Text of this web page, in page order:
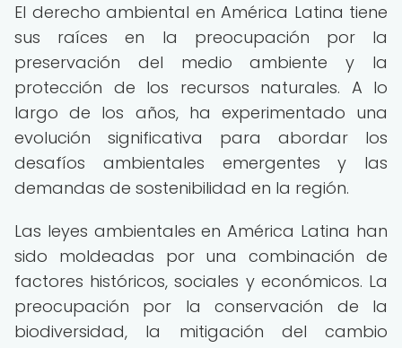
El derecho ambiental en América Latina tiene
sus raíces en la preocupación por la
preservación del medio ambiente y la
protección de los recursos naturales. A lo
largo de los años, ha experimentado una
evolución significativa para abordar los
desafíos ambientales emergentes y las
demandas de sostenibilidad en la región.
Las leyes ambientales en América Latina han
sido moldeadas por una combinación de
factores históricos, sociales y económicos. La
preocupación por la conservación de la
biodiversidad, la mitigación del cambio